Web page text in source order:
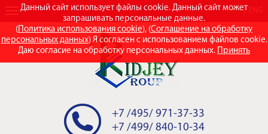
Данный сайт использует файлы cookie. Данный сайт может
запрашивать персональные данные.
(Политика использования cookie), (Соглашение на обработку
персональных данных) Я согласен с использованием файлов cookie.
Даю согласие на обработку персональных данных. Принять
RUS
+7 /495/ 971-37-33
+7 /499/ 840-10-34